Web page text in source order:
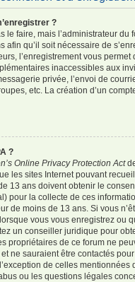
?
le faire, mais l’administrateur du
afin qu’il soit nécessaire de
l’enregistrement vous permet
inaccessibles aux
privée, l’envoi de
etc. La création d’un
?
Online Privacy Protection Act
les sites Internet pouvant
13 ans doivent obtenir le
pour la collecte de ces
de moins de 13 ans. Si vous
vous vous enregistrez ou
un conseiller juridique pour
propriétaires de ce forum ne
ne sauraient être contactés
de celles mentionnées
ou les questions légales